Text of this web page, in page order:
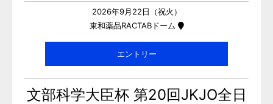
2026年9月22日（祝火）
東和薬品RACTABドーム
エントリー
文部科学大臣杯 第20回JKJO全日